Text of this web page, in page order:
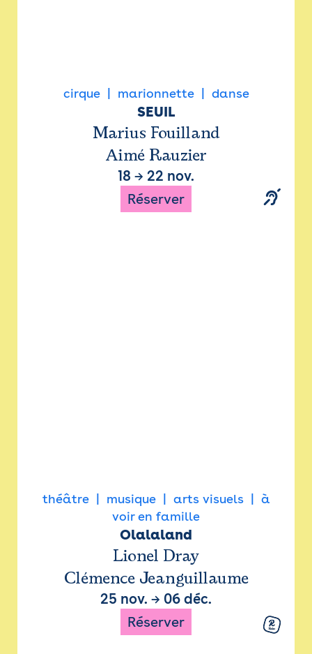
cirque marionnette danse
SEUIL
Marius Fouilland
Aimé Rauzier
18 → 22 nov.
Réserver
théâtre musique arts visuels
à
voir en famille
Olalaland
Lionel Dray
Clémence Jeanguillaume
25 nov. → 06 déc.
Réserver